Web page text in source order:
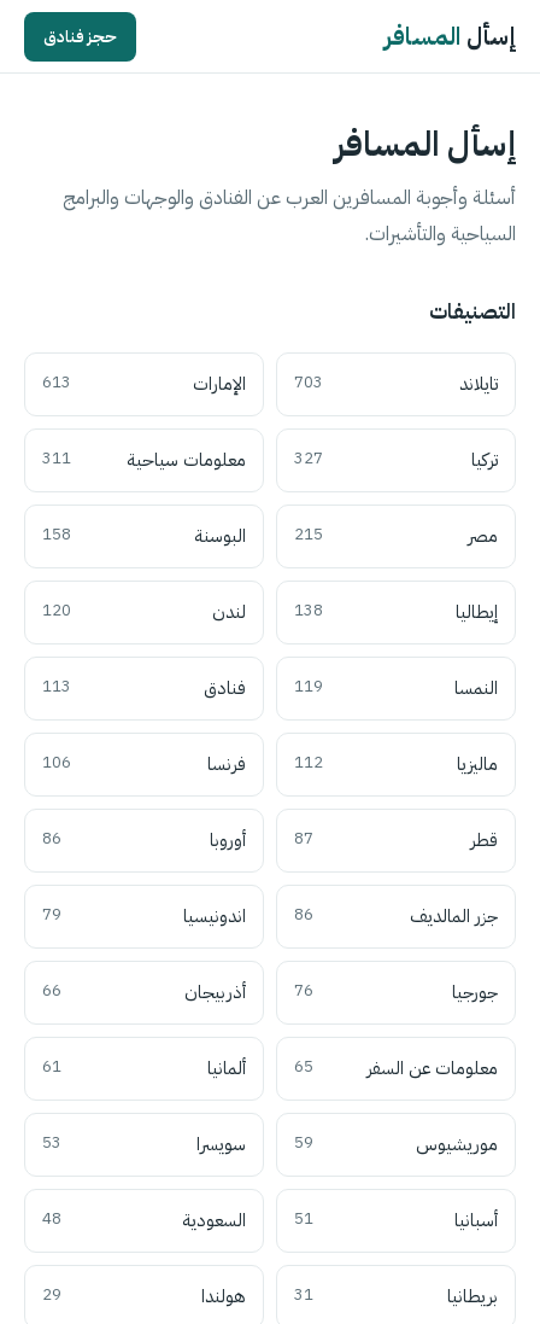
إسأل المسافر حجز فنادق
إسأل المسافر
أسئلة وأجوبة المسافرين العرب عن الفنادق والوجهات والبرامج
السياحية والتأشيرات.
التصنيفات
تايلاند 703 الإمارات 613
تركيا 327 معلومات سياحية 311
مصر 215 البوسنة 158
إيطاليا 138 لندن 120
النمسا 119 فنادق 113
ماليزيا 112 فرنسا 106
قطر 87 أوروبا 86
جزر المالديف 86 اندونيسيا 79
جورجيا 76 أذربيجان 66
معلومات عن السفر 65 ألمانيا 61
موريشيوس 59 سويسرا 53
أسبانيا 51 السعودية 48
بريطانيا 31 هولندا 29